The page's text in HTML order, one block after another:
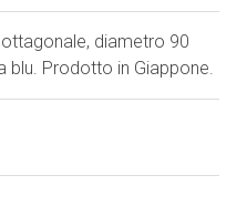
diametro 90
blu. Prodotto in Giappone.